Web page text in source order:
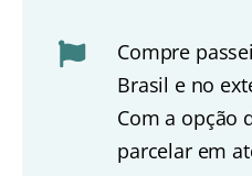
Compre
Brasil e no
Com a opção
parcelar em